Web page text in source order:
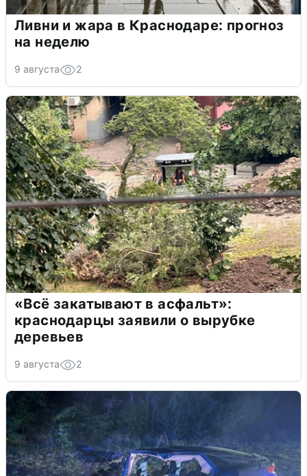
Ливни и жара в Краснодаре: прогноз
на неделю
9 августа 2
«Всё закатывают в асфальт»:
краснодарцы заявили о вырубке
деревьев
9 августа 2